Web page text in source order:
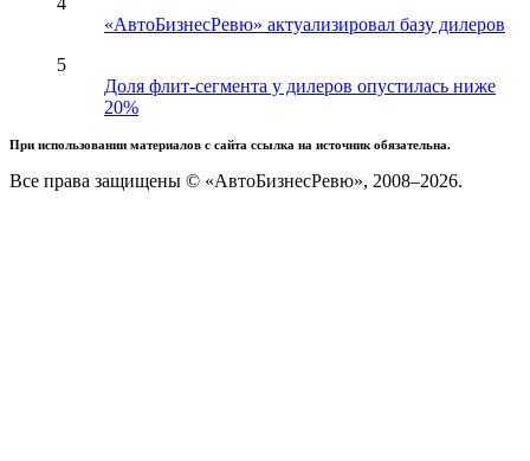
«АвтоБизнесРевю» актуализировал базу дилеров
5
Доля флит-сегмента у дилеров опустилась ниже
20%
При использовании материалов с сайта ссылка на источник обязательна.
Все права защищены © «АвтоБизнесРевю», 2008–2026.